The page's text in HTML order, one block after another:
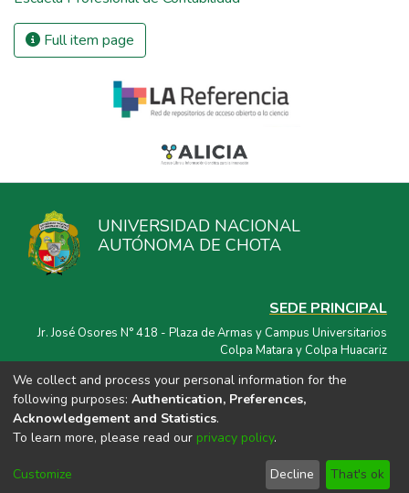
Full item page
UNIVERSIDAD NACIONAL
AUTÓNOMA DE CHOTA
SEDE PRINCIPAL
Jr. José Osores N° 418 - Plaza de Armas y Campus Universitarios
Colpa Matara y Colpa Huacariz
CORREO ELECTRÓNICO
repositorio@unach.edu.pe
We collect and process your personal information for the
following purposes: Authentication, Preferences,
Acknowledgement and Statistics.
To learn more, please read our privacy policy.
Customize Decline That's ok